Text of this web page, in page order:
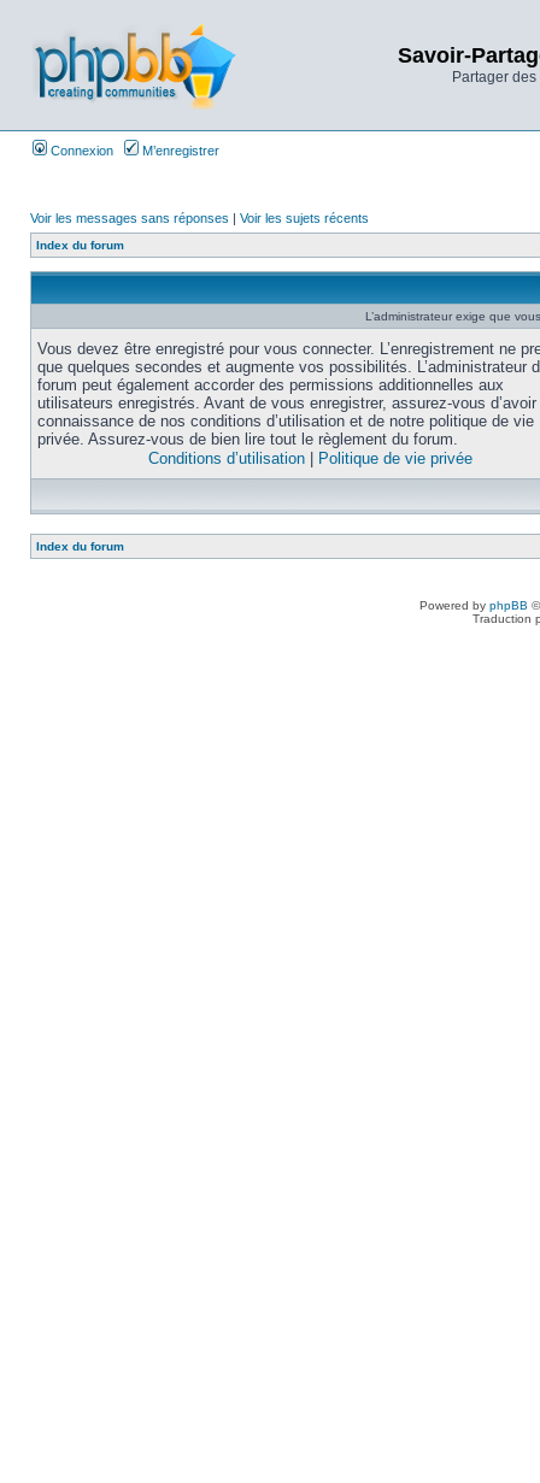
Savoir-
Partager
Connexion M’enregistrer
Voir les messages sans réponses | Voir les sujets récents
Index du forum
L’administrateur exige que
Vous devez être enregistré pour vous connecter. L’enregistrement ne
que quelques secondes et augmente vos possibilités. L’administrateur
forum peut également accorder des permissions additionnelles aux
utilisateurs enregistrés. Avant de vous enregistrer, assurez-vous
connaissance de nos conditions d’utilisation et de notre politique de vie
privée. Assurez-vous de bien lire tout le règlement du forum.
Conditions d’utilisation
Politique de vie privée
Index du forum
Powered by phpBB
Traduction